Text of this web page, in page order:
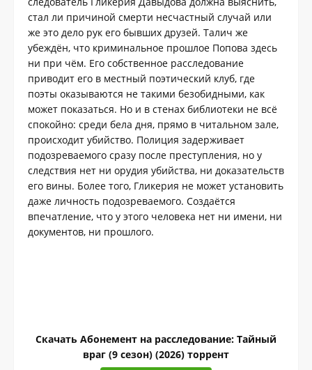
стал ли причиной смерти несчастный случай или
же это дело рук его бывших друзей. Талич же
убеждён, что криминальное прошлое Попова здесь
ни при чём. Его собственное расследование
приводит его в местный поэтический клуб, где
поэты оказываются не такими безобидными, как
может показаться. Но и в стенах библиотеки не всё
спокойно: среди бела дня, прямо в читальном зале,
происходит убийство. Полиция задерживает
подозреваемого сразу после преступления, но у
следствия нет ни орудия убийства, ни доказательств
его вины. Более того, Гликерия не может установить
даже личность подозреваемого. Создаётся
впечатление, что у этого человека нет ни имени, ни
документов, ни прошлого.
Скачать Абонемент на расследование: Тайный
враг (9 сезон) (2026) торрент